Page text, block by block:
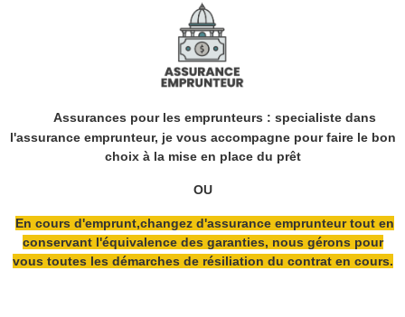
Assurances pour les emprunteurs : specialiste dans
l'assurance emprunteur, je vous accompagne pour faire le bon
choix à la mise en place du prêt
OU
En cours d'emprunt,changez d'assurance emprunteur tout en
conservant l'équivalence des garanties, nous gérons pour
vous toutes les démarches de résiliation du contrat en cours.